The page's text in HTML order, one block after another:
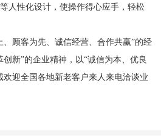
人性化设计，使操作得心应手，轻松
顾客为先、诚信经营、合作共赢”的经
新”的企业精神，以“诚信为本、优良
欢迎全国各地新老客户来人来电洽谈业